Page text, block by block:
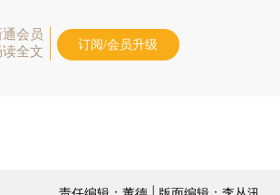
通会员
全文
订阅/会员升级